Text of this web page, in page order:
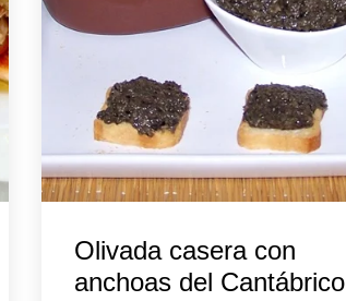
Olivada casera con
anchoas del Cantábrico